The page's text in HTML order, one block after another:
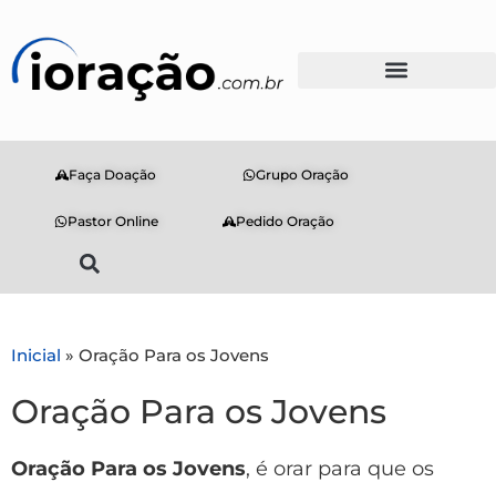
Faça Doação Grupo Oração
Pastor Online Pedido Oração
Inicial » Oração Para os Jovens
Oração Para os Jovens
Oração Para os Jovens, é orar para que os